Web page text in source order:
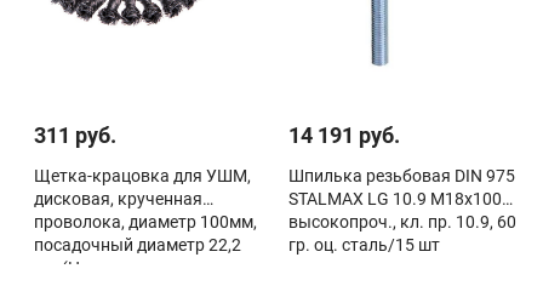
311 руб.
Щетка-крацовка для УШМ,
дисковая, крученная
проволока, диаметр 100мм,
посадочный диаметр 22,2
мм (Ho
14 191 руб.
Шпилька резьбовая DIN 975
STALMAX LG 10.9 М18х1000
высокопроч., кл. пр. 10.9, 60
гр. оц. сталь/15 шт